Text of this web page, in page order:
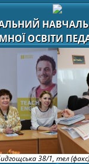
ОСВІТИ
38/1, тел